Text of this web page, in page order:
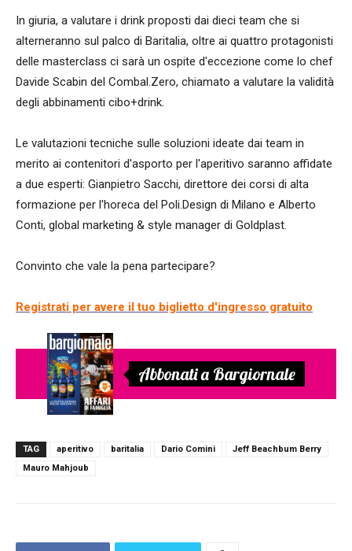
In giuria, a valutare i drink proposti dai dieci team che si
alterneranno sul palco di Baritalia, oltre ai quattro protagonisti
delle masterclass ci sarà un ospite d'eccezione come lo chef
Davide Scabin del Combal.Zero, chiamato a valutare la validità
degli abbinamenti cibo+drink.
Le valutazioni tecniche sulle soluzioni ideate dai team in
merito ai contenitori d'asporto per l'aperitivo saranno affidate
a due esperti: Gianpietro Sacchi, direttore dei corsi di alta
formazione per l'horeca del Poli.Design di Milano e Alberto
Conti, global marketing & style manager di Goldplast.
Convinto che vale la pena partecipare?
Registrati per avere il tuo biglietto d'ingresso gratuito
Abbonati a Bargiornale
TAG aperitivo baritalia Dario Comini
Jeff Beachbum Berry
Mauro Mahjoub